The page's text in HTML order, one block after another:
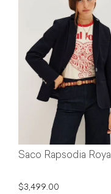
Saco Rapsodia Royal
$3,499.00